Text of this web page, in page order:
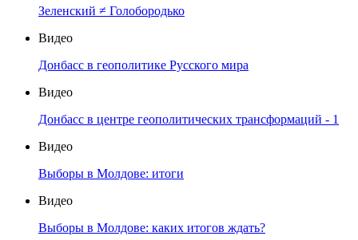
Зеленский ≠ Голобородько
Видео
Донбасс в геополитике Русского мира
Видео
Донбасс в центре геополитических трансформаций - 1
Видео
Выборы в Молдове: итоги
Видео
Выборы в Молдове: каких итогов ждать?